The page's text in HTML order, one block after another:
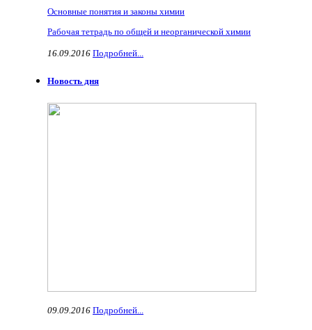
Основные понятия и законы химии
Рабочая тетрадь по общей и неорганической химии
16.09.2016 Подробней...
Новость дня
09.09.2016 Подробней...